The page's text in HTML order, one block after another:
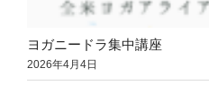
ヨガニードラ集中講座
2026年4月4日